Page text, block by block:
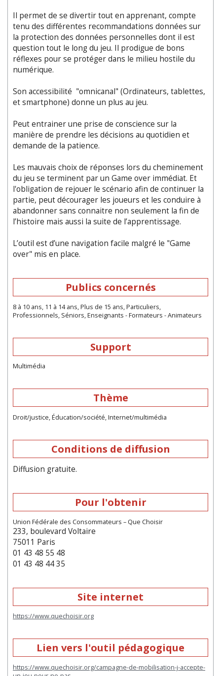
Il permet de se divertir tout en apprenant, compte
tenu des différentes recommandations données sur
la protection des données personnelles dont il est
question tout le long du jeu. Il prodigue de bons
réflexes pour se protéger dans le milieu hostile du
numérique.
Son accessibilité "omnicanal" (Ordinateurs, tablettes,
et smartphone) donne un plus au jeu.
Peut entrainer une prise de conscience sur la
manière de prendre les décisions au quotidien et
demande de la patience.
Les mauvais choix de réponses lors du cheminement
du jeu se terminent par un Game over immédiat. Et
l'obligation de rejouer le scénario afin de continuer la
partie, peut décourager les joueurs et les conduire à
abandonner sans connaitre non seulement la fin de
l’histoire mais aussi la suite de l’apprentissage.
L’outil est d’une navigation facile malgré le "Game
over" mis en place.
Publics concernés
8 à 10 ans, 11 à 14 ans, Plus de 15 ans, Particuliers,
Professionnels, Séniors, Enseignants - Formateurs - Animateurs
Support
Multimédia
Thème
Droit/justice, Éducation/société, Internet/multimédia
Conditions de diffusion
Diffusion gratuite.
Pour l'obtenir
Union Fédérale des Consommateurs – Que Choisir
233, boulevard Voltaire
75011 Paris
01 43 48 55 48
01 43 48 44 35
Site internet
https://www.quechoisir.org
Lien vers l'outil pédagogique
https://www.quechoisir.org/campagne-de-mobilisation-j-accepte-